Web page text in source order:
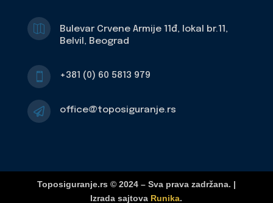

Bulevar Crvene Armije 11đ, lokal br.11,
Belvil, Beograd
 +381 (0) 60 5813 979
 office@toposiguranje.rs
Toposiguranje.rs © 2024 – Sva prava zadržana. |
Izrada sajtova Runika.